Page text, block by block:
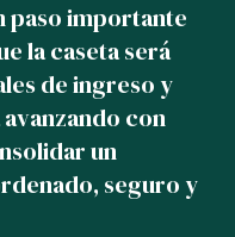
paso importante
la caseta será
de ingreso y
con
un
seguro y